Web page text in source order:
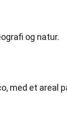
og natur.
med et areal